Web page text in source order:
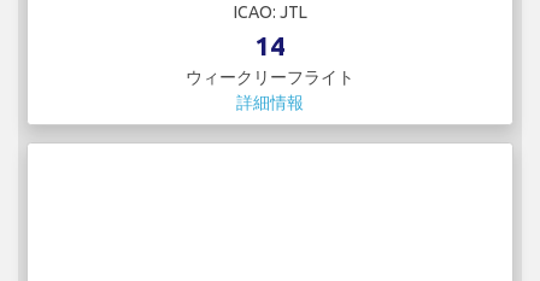
ICAO: JTL
14
ウィークリーフライト
詳細情報